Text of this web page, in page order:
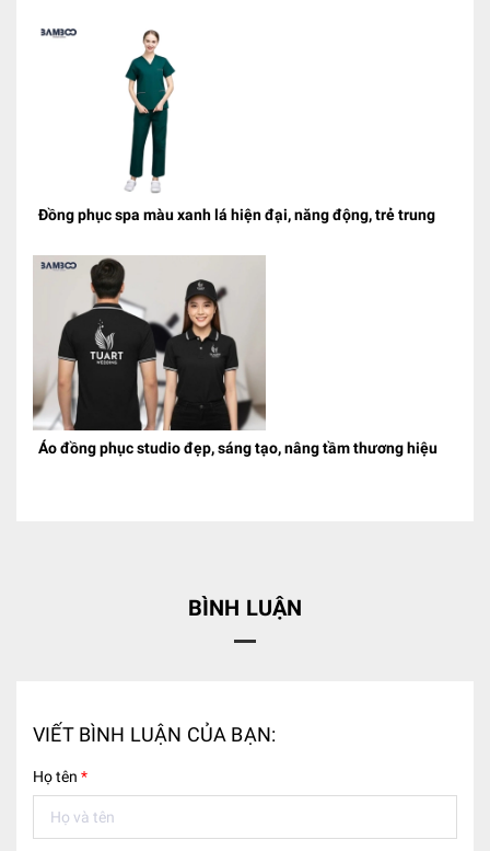
Đồng phục spa màu xanh lá hiện đại, năng động, trẻ trung
Áo đồng phục studio đẹp, sáng tạo, nâng tầm thương hiệu
BÌNH LUẬN
VIẾT BÌNH LUẬN CỦA BẠN:
Họ tên *